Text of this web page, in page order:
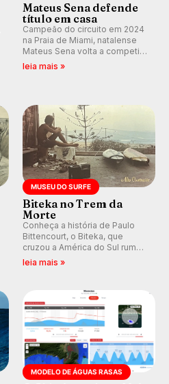
Mateus Sena defende
título em casa
Campeão do circuito em 2024
na Praia de Miami, natalense
Mateus Sena volta a competir
em casa em busca de manter a
leia mais »
MUSEU DO SURFE
Biteka no Trem da
Morte
Conheça a história de Paulo
Bittencourt, o Biteka, que
cruzou a América do Sul rumo
ao Pacífico em uma jornada
leia mais »
MODELO DE ÁGUAS RASAS